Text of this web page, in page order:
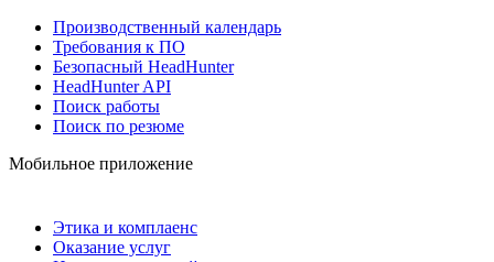
Производственный календарь
Требования к ПО
Безопасный HeadHunter
HeadHunter API
Поиск работы
Поиск по резюме
Мобильное приложение
Этика и комплаенс
Оказание услуг